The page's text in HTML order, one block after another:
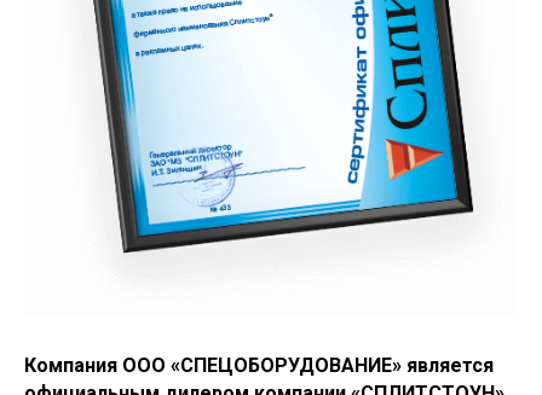
Компания ООО «СПЕЦОБОРУДОВАНИЕ» является